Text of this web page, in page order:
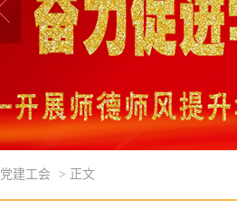
党建工会 > 正文